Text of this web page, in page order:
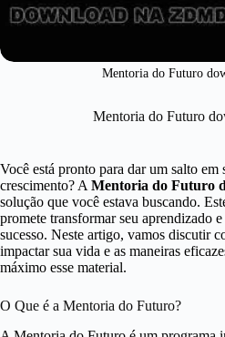
Mentoria do Futuro
Mentoria do Futuro
Você está pronto para dar um salto em
crescimento? A Mentoria do Futuro
solução que você estava buscando.
promete transformar seu aprendizado
sucesso. Neste artigo, vamos discutir
impactar sua vida e as maneiras
máximo esse material.
O Que é a Mentoria do Futuro?